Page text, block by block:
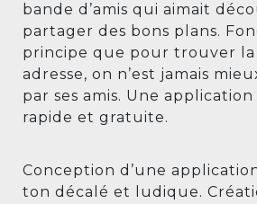
bande d’amis qui aimait
partager des bons plans.
principe que pour trouver la
adresse, on n’est jamais
par ses amis. Une
rapide et gratuite.
Conception d’une
ton décalé et ludique.